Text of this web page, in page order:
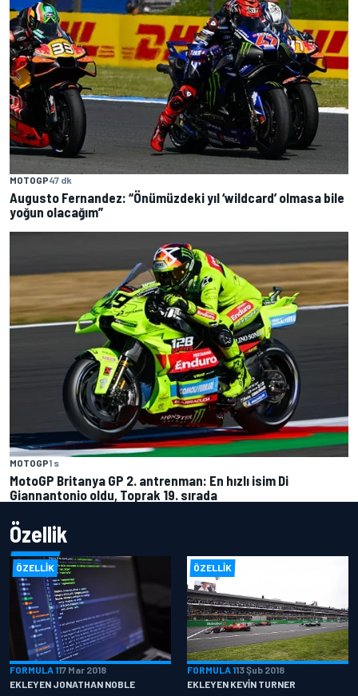
MOTOGP47 dk
Augusto Fernandez: “Önümüzdeki yıl ‘wildcard’ olmasa bile
yoğun olacağım”
MOTOGP1 s
MotoGP Britanya GP 2. antrenman: En hızlı isim Di
Giannantonio oldu, Toprak 19. sırada
Özellik
ÖZELLIK
FORMULA 117 Mar 2018
EKLEYEN JONATHAN NOBLE
ÖZELLIK
FORMULA 113 Şub 2018
EKLEYEN KEVIN TURNER